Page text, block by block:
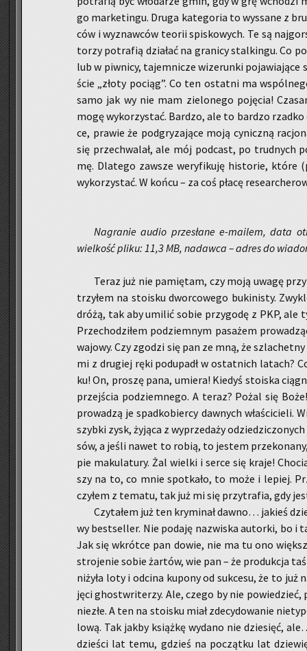
go mar­ke­tin­gu. Druga ka­te­go­ria to wy­ssa­ne z
ców i wy­znaw­ców teo­rii spi­sko­wych. Te są
to­rzy po­tra­fią dzia­łać na gra­ni­cy stal­kin­gu. Co
lub w piw­ni­cy, ta­jem­ni­cze wi­ze­run­ki po­ja­wia­ją­ce
ście „złoty po­ciąg”. Co ten ostat­ni ma
samo jak wy nie mam zie­lo­ne­go po­ję­cia!
mogę wy­ko­rzy­stać. Bar­dzo, ale to bar­dzo
ce, pra­wie że pod­gry­za­ją­ce moją cy­nicz­ną
się prze­chwa­lał, ale mój pod­cast, po trud­nych
mę. Dla­te­go za­wsze we­ry­fi­ku­ję hi­sto­rie, które
wy­ko­rzy­stać. W końcu – za coś płacę
Na­gra­nie audio prze­sła­ne e-ma­ilem, data
wiel­kość pliku: 11,3 MB, nadaw­ca – adres do
Teraz już nie pa­mię­tam, czy moją uwagę
trzy­łem na sto­isku dwor­co­we­go bu­ki­ni­sty.
dró­żą, tak aby umi­lić sobie przy­go­dę z PKP, ale
Prze­cho­dzi­łem pod­ziem­nym pa­sa­żem
wa­jo­wy. Czy zgo­dzi się pan ze mną, że
mi z dru­giej ręki pod­upadł w ostat­nich la­tach?
ku! On, pro­szę pana, umie­ra! Kie­dyś sto­iska
przej­ścia pod­ziem­ne­go. A teraz? Pożal się
pro­wa­dzą je spad­ko­bier­cy daw­nych wła­ści­cie­li.
szyb­ki zysk, ży­ją­ca z wy­prze­da­ży
sów, a jeśli nawet to robią, to je­stem
pie ma­ku­la­tu­ry. Żal wiel­ki i serce się kraje!
szy na to, co mnie spo­tka­ło, to może i le­piej.
czy­łem z te­ma­tu, tak już mi się przy­tra­fia, gdy
Czy­ta­łem już ten kry­mi­nał dawno… ja­kieś
wy be­st­sel­ler. Nie po­da­ję na­zwi­ska au­tor­ki, bo i
Jak się wkrót­ce pan dowie, nie ma tu ono
stro­je­nie sobie żar­tów, wie pan – że pro­duk­cja
ni­ży­ła loty i od­ci­na ku­po­ny od suk­ce­su, że to
ję­ci gho­stw­ri­te­rzy. Ale, czego by nie po­wie­dzieć,
nie­złe. A ten na sto­isku miał zde­cy­do­wa­nie
lo­wą. Tak jakby książ­kę wy­da­no nie dzie­sięć,
dzie­ści lat temu, gdzieś na po­cząt­ku lat